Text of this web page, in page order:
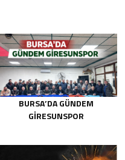
BURSA’DA GÜNDEM
GIRESUNSPOR